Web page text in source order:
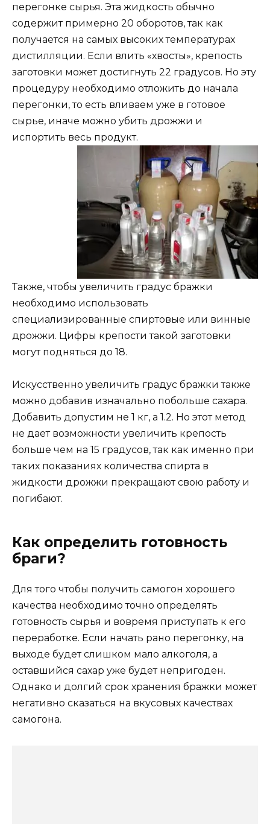
перегонке сырья. Эта жидкость обычно
содержит примерно 20 оборотов, так как
получается на самых высоких температурах
дистилляции. Если влить «хвосты», крепость
заготовки может достигнуть 22 градусов. Но эту
процедуру необходимо отложить до начала
перегонки, то есть вливаем уже в готовое
сырье, иначе можно убить дрожжи и
испортить весь продукт.
Также, чтобы увеличить градус бражки
необходимо использовать
специализированные спиртовые или винные
дрожжи. Цифры крепости такой заготовки
могут подняться до 18.
Искусственно увеличить градус бражки также
можно добавив изначально побольше сахара.
Добавить допустим не 1 кг, а 1.2. Но этот метод
не дает возможности увеличить крепость
больше чем на 15 градусов, так как именно при
таких показаниях количества спирта в
жидкости дрожжи прекращают свою работу и
погибают.
Как определить готовность
браги?
Для того чтобы получить самогон хорошего
качества необходимо точно определять
готовность сырья и вовремя приступать к его
переработке. Если начать рано перегонку, на
выходе будет слишком мало алкоголя, а
оставшийся сахар уже будет непригоден.
Однако и долгий срок хранения бражки может
негативно сказаться на вкусовых качествах
самогона.